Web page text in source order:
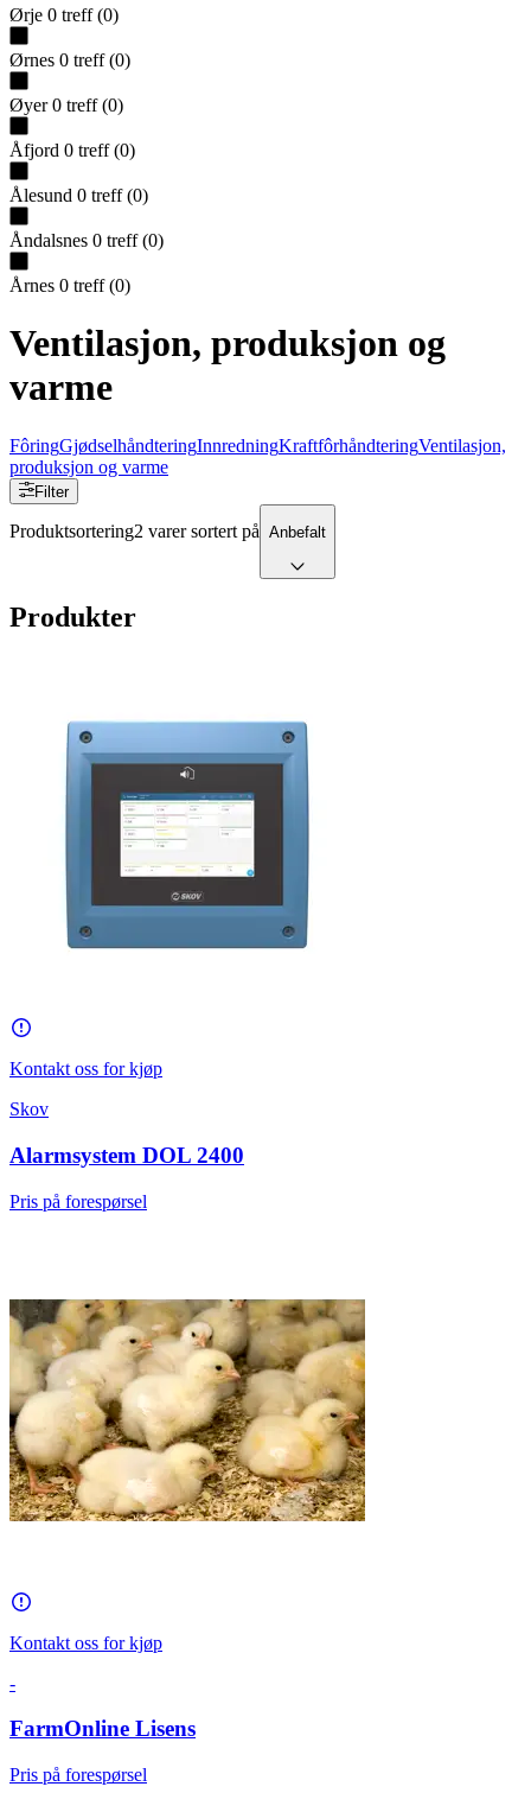
Ørje 0 treff (0)
Ørnes 0 treff (0)
Øyer 0 treff (0)
Åfjord 0 treff (0)
Ålesund 0 treff (0)
Åndalsnes 0 treff (0)
Årnes 0 treff (0)
Ventilasjon, produksjon og
varme
FôringGjødselhåndteringInnredningKraftfôrhåndteringVentilasjon,
produksjon og varme
Filter
Produktsortering2 varer sortert på Anbefalt
Produkter
Kontakt oss for kjøp
Skov
Alarmsystem DOL 2400
Pris på forespørsel
Kontakt oss for kjøp
-
FarmOnline Lisens
Pris på forespørsel